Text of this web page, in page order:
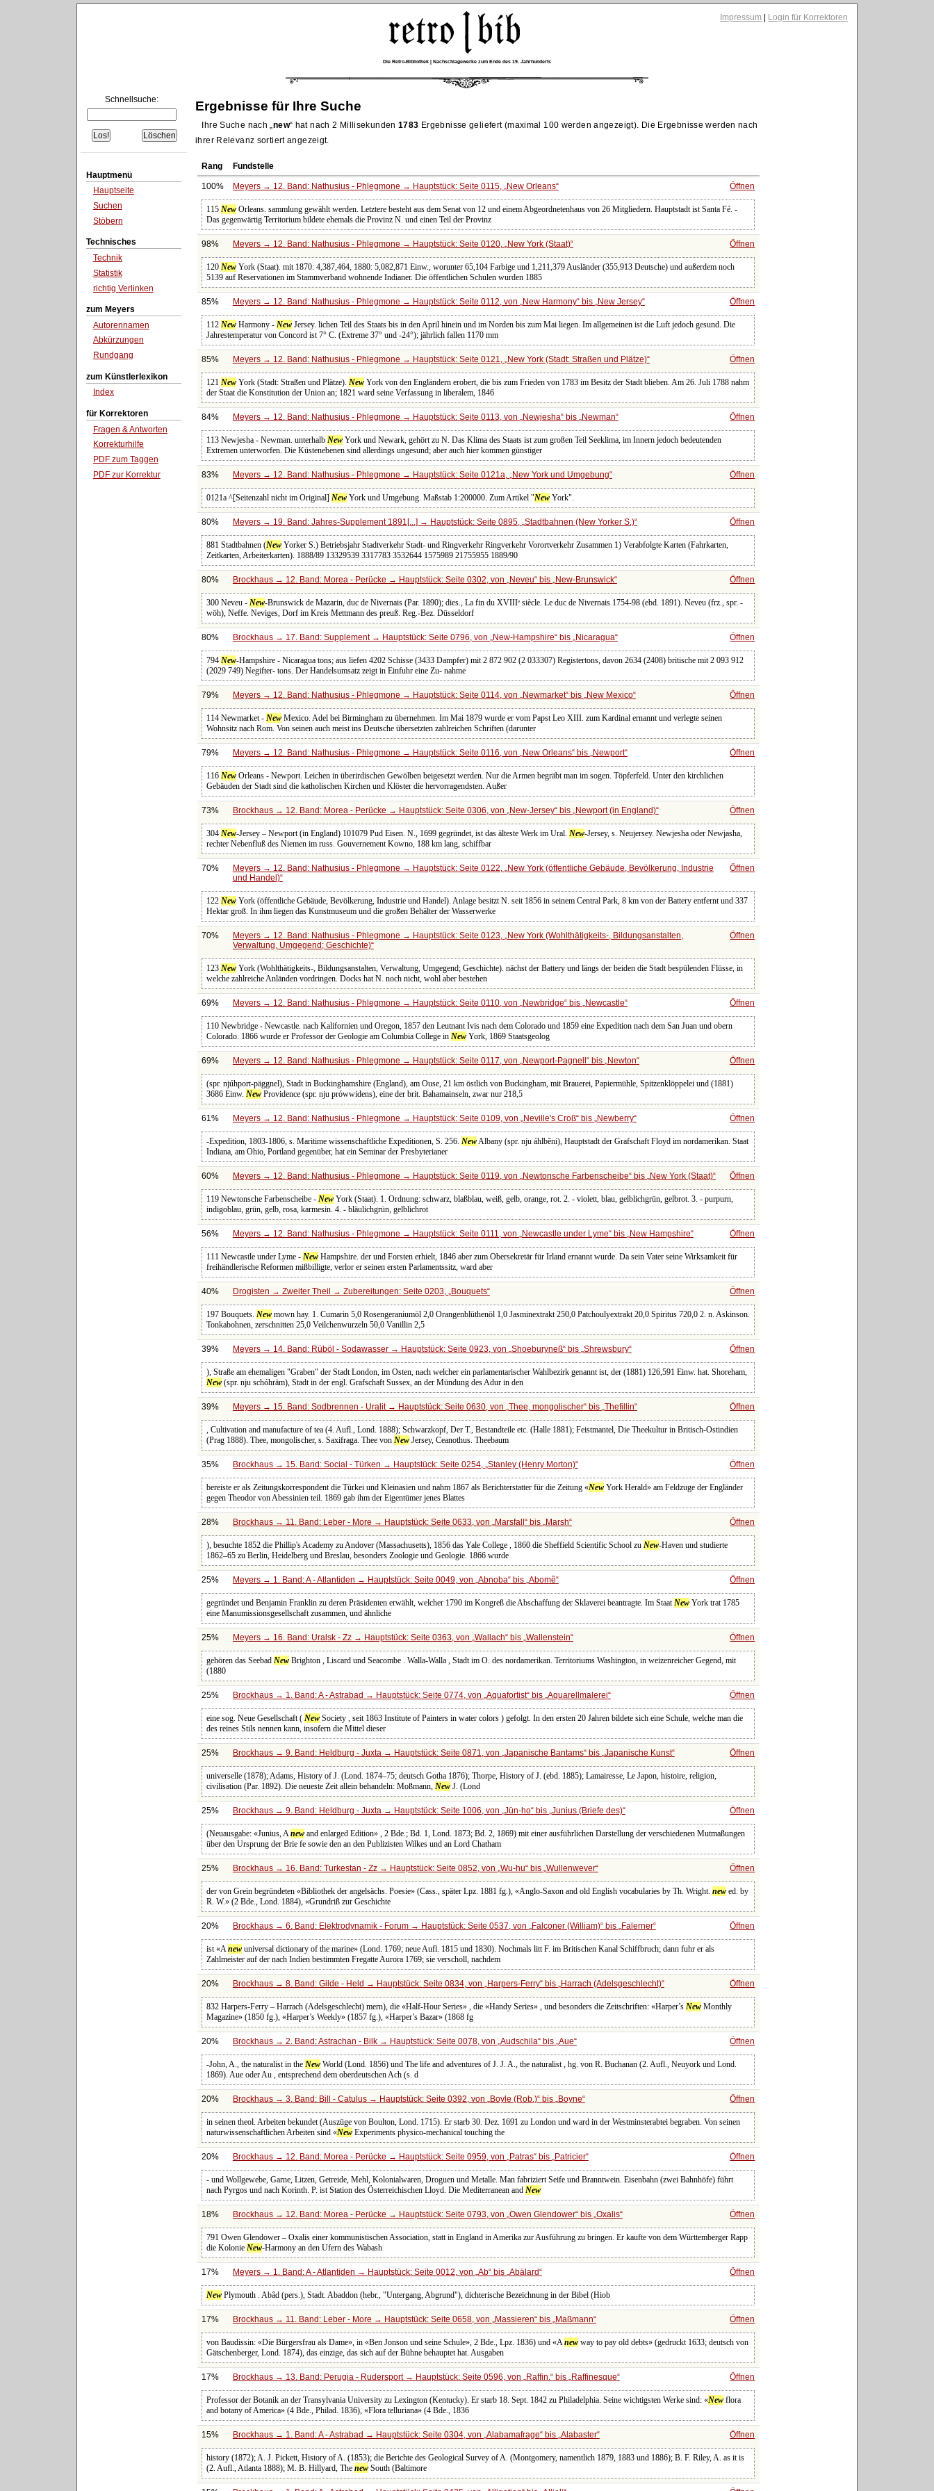
Impressum Login für Korrektoren
Die Retro-Bibliothek | Nachschlagewerke zum Ende des 19. Jahrhunderts
Schnellsuche:
Hauptmenü
Hauptseite
Suchen
Stöbern
Technisches
Technik
Statistik
richtig Verlinken
zum Meyers
Autorennamen
Abkürzungen
Rundgang
zum Künstlerlexikon
Index
für Korrektoren
Fragen & Antworten
Korrekturhilfe
PDF zum Taggen
PDF zur Korrektur
Ergebnisse für Ihre Suche
Ihre Suche nach new hat nach 2 Millisekunden1783 Ergebnisse geliefert (maximal 100 werden angezeigt). Die Ergebnisse werden nach
ihrer Relevanz sortiert angezeigt.
Rang Fundstelle
100% Meyers → 12. Band: Nathusius - Phlegmone → Hauptstück: Seite 0115, New Orleans Öffnen
115New Orleans. sammlung gewählt werden. Letztere besteht aus dem Senat von 12 und einem Abgeordnetenhaus von 26 Mitgliedern. Hauptstadt ist Santa Fé. -
Das gegenwärtig Territorium bildete ehemals die Provinz N. und einen Teil der Provinz
98% Meyers → 12. Band: Nathusius - Phlegmone → Hauptstück: Seite 0120, New York (Staat) Öffnen
120New York (Staat). mit 1870: 4,387,464, 1880: 5,082,871 Einw., worunter 65,104 Farbige und 1,211,379 Ausländer (355,913 Deutsche) und außerdem noch
5139 auf Reservationen im Stammverband wohnende Indianer. Die öffentlichen Schulen wurden 1885
85% Meyers → 12. Band: Nathusius - Phlegmone → Hauptstück: Seite 0112, von New Harmony bis New Jersey Öffnen
112New Harmony -New Jersey. lichen Teil des Staats bis in den April hinein und im Norden bis zum Mai liegen. Im allgemeinen ist die Luft jedoch gesund. Die
Jahrestemperatur von Concord ist 7° C. (Extreme 37° und -24°); jährlich fallen 1170 mm
85% Meyers → 12. Band: Nathusius - Phlegmone → Hauptstück: Seite 0121, New York (Stadt: Straßen und Plätze) Öffnen
121New York (Stadt: Straßen und Plätze).New York von den Engländern erobert, die bis zum Frieden von 1783 im Besitz der Stadt blieben. Am 26. Juli 1788 nahm
der Staat die Konstitution der Union an; 1821 ward seine Verfassung in liberalem, 1846
84% Meyers → 12. Band: Nathusius - Phlegmone → Hauptstück: Seite 0113, von Newjesha bis Newman Öffnen
113 Newjesha - Newman. unterhalbNew York und Newark, gehört zu N. Das Klima des Staats ist zum großen Teil Seeklima, im Innern jedoch bedeutenden
Extremen unterworfen. Die Küstenebenen sind allerdings ungesund; aber auch hier kommen günstiger
83% Meyers → 12. Band: Nathusius - Phlegmone → Hauptstück: Seite 0121a, New York und Umgebung Öffnen
0121a ^[Seitenzahl nicht im Original]New York und Umgebung. Maßstab 1:200000. Zum Artikel "New York".
80% Meyers → 19. Band: Jahres-Supplement 1891[...] → Hauptstück: Seite 0895, Stadtbahnen (New Yorker S.) Öffnen
881 Stadtbahnen (New Yorker S.) Betriebsjahr Stadtverkehr Stadt- und Ringverkehr Ringverkehr Vorortverkehr Zusammen 1) Verabfolgte Karten (Fahrkarten,
Zeitkarten, Arbeiterkarten). 1888/89 13329539 3317783 3532644 1575989 21755955 1889/90
80% Brockhaus → 12. Band: Morea - Perücke → Hauptstück: Seite 0302, von Neveu bis New-Brunswick Öffnen
300 Neveu -New-Brunswick de Mazarin, duc de Nivernais (Par. 1890); dies., La fin du XVIIIᵉ siècle. Le duc de Nivernais 1754-98 (ebd. 1891). Neveu (frz., spr. -
wöh), Neffe. Neviges, Dorf im Kreis Mettmann des preuß. Reg.-Bez. Düsseldorf
80% Brockhaus → 17. Band: Supplement → Hauptstück: Seite 0796, von New-Hampshire bis Nicaragua Öffnen
794New-Hampshire - Nicaragua tons; aus liefen 4202 Schisse (3433 Dampfer) mit 2 872 902 (2 033307) Registertons, davon 2634 (2408) britische mit 2 093 912
(2029 749) Negifter- tons. Der Handelsumsatz zeigt in Einfuhr eine Zu- nahme
79% Meyers → 12. Band: Nathusius - Phlegmone → Hauptstück: Seite 0114, von Newmarket bis New Mexico Öffnen
114 Newmarket -New Mexico. Adel bei Birmingham zu übernehmen. Im Mai 1879 wurde er vom Papst Leo XIII. zum Kardinal ernannt und verlegte seinen
Wohnsitz nach Rom. Von seinen auch meist ins Deutsche übersetzten zahlreichen Schriften (darunter
79% Meyers → 12. Band: Nathusius - Phlegmone → Hauptstück: Seite 0116, von New Orleans bis Newport Öffnen
116New Orleans - Newport. Leichen in überirdischen Gewölben beigesetzt werden. Nur die Armen begräbt man im sogen. Töpferfeld. Unter den kirchlichen
Gebäuden der Stadt sind die katholischen Kirchen und Klöster die hervorragendsten. Außer
73% Brockhaus → 12. Band: Morea - Perücke → Hauptstück: Seite 0306, von New-Jersey bis Newport (in England) Öffnen
304New-Jersey – Newport (in England) 101079 Pud Eisen. N., 1699 gegründet, ist das älteste Werk im Ural.New-Jersey, s. Neujersey. Newjesha oder Newjasha,
rechter Nebenfluß des Niemen im russ. Gouvernement Kowno, 188 km lang, schiffbar
70% Meyers → 12. Band: Nathusius - Phlegmone → Hauptstück: Seite 0122, New York (öffentliche Gebäude, Bevölkerung, Industrie
und Handel)
Öffnen
122New York (öffentliche Gebäude, Bevölkerung, Industrie und Handel). Anlage besitzt N. seit 1856 in seinem Central Park, 8 km von der Battery entfernt und 337
Hektar groß. In ihm liegen das Kunstmuseum und die großen Behälter der Wasserwerke
70% Meyers → 12. Band: Nathusius - Phlegmone → Hauptstück: Seite 0123, New York (Wohlthätigkeits-, Bildungsanstalten,
Verwaltung, Umgegend; Geschichte)
Öffnen
123New York (Wohlthätigkeits-, Bildungsanstalten, Verwaltung, Umgegend; Geschichte). nächst der Battery und längs der beiden die Stadt bespülenden Flüsse, in
welche zahlreiche Anländen vordringen. Docks hat N. noch nicht, wohl aber bestehen
69% Meyers → 12. Band: Nathusius - Phlegmone → Hauptstück: Seite 0110, von Newbridge bis Newcastle Öffnen
110 Newbridge - Newcastle. nach Kalifornien und Oregon, 1857 den Leutnant Ivis nach dem Colorado und 1859 eine Expedition nach dem San Juan und obern
Colorado. 1866 wurde er Professor der Geologie am Columbia College inNew York, 1869 Staatsgeolog
69% Meyers → 12. Band: Nathusius - Phlegmone → Hauptstück: Seite 0117, von Newport-Pagnell bis Newton Öffnen
(spr. njúhport-päggnel), Stadt in Buckinghamshire (England), am Ouse, 21 km östlich von Buckingham, mit Brauerei, Papiermühle, Spitzenklöppelei und (1881)
3686 Einw.New Providence (spr. nju prówwidens), eine der brit. Bahamainseln, zwar nur 218,5
61% Meyers → 12. Band: Nathusius - Phlegmone → Hauptstück: Seite 0109, von Neville's Croß bis Newberry Öffnen
-Expedition, 1803-1806, s. Maritime wissenschaftliche Expeditionen, S. 256.NewAlbany (spr. nju áhlbĕni), Hauptstadt der Grafschaft Floyd im nordamerikan. Staat
Indiana, am Ohio, Portland gegenüber, hat ein Seminar der Presbyterianer
60% Meyers → 12. Band: Nathusius - Phlegmone → Hauptstück: Seite 0119, von Newtonsche Farbenscheibe bis New York (Staat) Öffnen
119 Newtonsche Farbenscheibe -New York (Staat). 1. Ordnung: schwarz, blaßblau, weiß, gelb, orange, rot. 2. - violett, blau, gelblichgrün, gelbrot. 3. - purpurn,
indigoblau, grün, gelb, rosa, karmesin. 4. - bläulichgrün, gelblichrot
56% Meyers → 12. Band: Nathusius - Phlegmone → Hauptstück: Seite 0111, von Newcastle under Lyme bis New Hampshire Öffnen
111 Newcastle under Lyme -New Hampshire. der und Forsten erhielt, 1846 aber zum Obersekretär für Irland ernannt wurde. Da sein Vater seine Wirksamkeit für
freihändlerische Reformen mißbilligte, verlor er seinen ersten Parlamentssitz, ward aber
40% Drogisten → Zweiter Theil → Zubereitungen: Seite 0203, Bouquets Öffnen
197 Bouquets.New mown hay. 1. Cumarin 5,0 Rosengeraniumöl 2,0 Orangenblüthenöl 1,0 Jasminextrakt 250,0 Patchoulyextrakt 20,0 Spiritus 720,0 2. n. Askinson.
Tonkabohnen, zerschnitten 25,0 Veilchenwurzeln 50,0 Vanillin 2,5
39% Meyers → 14. Band: Rüböl - Sodawasser → Hauptstück: Seite 0923, von Shoeburyneß bis Shrewsbury Öffnen
), Straße am ehemaligen "Graben" der Stadt London, im Osten, nach welcher ein parlamentarischer Wahlbezirk genannt ist, der (1881) 126,591 Einw. hat. Shoreham,
New (spr. nju schóhräm), Stadt in der engl. Grafschaft Sussex, an der Mündung des Adur in den
39% Meyers → 15. Band: Sodbrennen - Uralit → Hauptstück: Seite 0630, von Thee, mongolischer bis Thefillin Öffnen
, Cultivation and manufacture of tea (4. Aufl., Lond. 1888); Schwarzkopf, Der T., Bestandteile etc. (Halle 1881); Feistmantel, Die Theekultur in Britisch-Ostindien
(Prag 1888). Thee, mongolischer, s. Saxifraga. Thee vonNew Jersey, Ceanothus. Theebaum
35% Brockhaus → 15. Band: Social - Türken → Hauptstück: Seite 0254, Stanley (Henry Morton) Öffnen
bereiste er als Zeitungskorrespondent die Türkei und Kleinasien und nahm 1867 als Berichterstatter für die Zeitung «New York Herald» am Feldzuge der Engländer
gegen Theodor von Abessinien teil. 1869 gab ihm der Eigentümer jenes Blattes
28% Brockhaus → 11. Band: Leber - More → Hauptstück: Seite 0633, von Marsfall bis Marsh Öffnen
), besuchte 1852 die Phillip's Academy zu Andover (Massachusetts), 1856 das Yale College , 1860 die Sheffield Scientific School zuNew-Haven und studierte
1862–65 zu Berlin, Heidelberg und Breslau, besonders Zoologie und Geologie. 1866 wurde
25% Meyers → 1. Band: A - Atlantiden → Hauptstück: Seite 0049, von Abnoba bis Abomê Öffnen
gegründet und Benjamin Franklin zu deren Präsidenten erwählt, welcher 1790 im Kongreß die Abschaffung der Sklaverei beantragte. Im StaatNew York trat 1785
eine Manumissionsgesellschaft zusammen, und ähnliche
25% Meyers → 16. Band: Uralsk - Zz → Hauptstück: Seite 0363, von Wallach bis Wallenstein Öffnen
gehören das SeebadNew Brighton , Liscard und Seacombe . Walla-Walla , Stadt im O. des nordamerikan. Territoriums Washington, in weizenreicher Gegend, mit
(1880
25% Brockhaus → 1. Band: A - Astrabad → Hauptstück: Seite 0774, von Aquafortist bis Aquarellmalerei Öffnen
eine sog. Neue Gesellschaft (New Society , seit 1863 Institute of Painters in water colors ) gefolgt. In den ersten 20 Jahren bildete sich eine Schule, welche man die
des reines Stils nennen kann, insofern die Mittel dieser
25% Brockhaus → 9. Band: Heldburg - Juxta → Hauptstück: Seite 0871, von Japanische Bantams bis Japanische Kunst Öffnen
universelle (1878); Adams, History of J. (Lond. 1874–75; deutsch Gotha 1876); Thorpe, History of J. (ebd. 1885); Lamairesse, Le Japon, histoire, religion,
civilisation (Par. 1892). Die neueste Zeit allein behandeln: Moßmann,New J. (Lond
25% Brockhaus → 9. Band: Heldburg - Juxta → Hauptstück: Seite 1006, von Jün-ho bis Junius (Briefe des) Öffnen
(Neuausgabe: «Junius, Anew and enlarged Edition» , 2 Bde.; Bd. 1, Lond. 1873; Bd. 2, 1869) mit einer ausführlichen Darstellung der verschiedenen Mutmaßungen
über den Ursprung der Brie fe sowie den an den Publizisten Wilkes und an Lord Chatham
25% Brockhaus → 16. Band: Turkestan - Zz → Hauptstück: Seite 0852, von Wu-hu bis Wullenwever Öffnen
der von Grein begründeten «Bibliothek der angelsächs. Poesie» (Cass., später Lpz. 1881 fg.), «Anglo-Saxon and old English vocabularies by Th. Wright.new ed. by
R. W.» (2 Bde., Lond. 1884), «Grundriß zur Geschichte
20% Brockhaus → 6. Band: Elektrodynamik - Forum → Hauptstück: Seite 0537, von Falconer (William) bis Falerner Öffnen
ist «Anew universal dictionary of the marine» (Lond. 1769; neue Aufl. 1815 und 1830). Nochmals litt F. im Britischen Kanal Schiffbruch; dann fuhr er als
Zahlmeister auf der nach Indien bestimmten Fregatte Aurora 1769; sie verscholl, nachdem
20% Brockhaus → 8. Band: Gilde - Held → Hauptstück: Seite 0834, von Harpers-Ferry bis Harrach (Adelsgeschlecht) Öffnen
832 Harpers-Ferry – Harrach (Adelsgeschlecht) mern), die «Half-Hour Series» , die «Handy Series» , und besonders die Zeitschriften: «Harper’sNew Monthly
Magazine» (1850 fg.), «Harper’s Weekly» (1857 fg.), «Harper’s Bazar» (1868 fg
20% Brockhaus → 2. Band: Astrachan - Bilk → Hauptstück: Seite 0078, von Audschila bis Aue Öffnen
-John, A., the naturalist in theNew World (Lond. 1856) und The life and adventures of J. J. A., the naturalist , hg. von R. Buchanan (2. Aufl., Neuyork und Lond.
1869). Aue oder Au , entsprechend dem oberdeutschen Ach (s. d
20% Brockhaus → 3. Band: Bill - Catulus → Hauptstück: Seite 0392, von Boyle (Rob.) bis Boyne Öffnen
in seinen theol. Arbeiten bekundet (Auszüge von Boulton, Lond. 1715). Er starb 30. Dez. 1691 zu London und ward in der Westminsterabtei begraben. Von seinen
naturwissenschaftlichen Arbeiten sind «New Experiments physico-mechanical touching the
20% Brockhaus → 12. Band: Morea - Perücke → Hauptstück: Seite 0959, von Patras bis Patricier Öffnen
- und Wollgewebe, Garne, Litzen, Getreide, Mehl, Kolonialwaren, Droguen und Metalle. Man fabriziert Seife und Branntwein. Eisenbahn (zwei Bahnhöfe) führt
nach Pyrgos und nach Korinth. P. ist Station des Österreichischen Lloyd. Die Mediterranean andNew
18% Brockhaus → 12. Band: Morea - Perücke → Hauptstück: Seite 0793, von Owen Glendower bis Oxalis Öffnen
791 Owen Glendower – Oxalis einer kommunistischen Association, statt in England in Amerika zur Ausführung zu bringen. Er kaufte von dem Württemberger Rapp
die KolonieNew-Harmony an den Ufern des Wabash
17% Meyers → 1. Band: A - Atlantiden → Hauptstück: Seite 0012, von Ab bis Abälard Öffnen
New Plymouth . Abâd (pers.), Stadt. Abaddon (hebr., "Untergang, Abgrund"), dichterische Bezeichnung in der Bibel (Hiob
17% Brockhaus → 11. Band: Leber - More → Hauptstück: Seite 0658, von Massieren bis Maßmann Öffnen
von Baudissin: «Die Bürgersfrau als Dame», in «Ben Jonson und seine Schule», 2 Bde., Lpz. 1836) und «Anew way to pay old debts» (gedruckt 1633; deutsch von
Gätschenberger, Lond. 1874), das einzige, das sich auf der Bühne behauptet hat. Ausgaben
17% Brockhaus → 13. Band: Perugia - Rudersport → Hauptstück: Seite 0596, von Raffin. bis Raffinesque Öffnen
Professor der Botanik an der Transylvania University zu Lexington (Kentucky). Er starb 18. Sept. 1842 zu Philadelphia. Seine wichtigsten Werke sind: «New flora
and botany of America» (4 Bde., Philad. 1836), «Flora telluriana» (4 Bde., 1836
15% Brockhaus → 1. Band: A - Astrabad → Hauptstück: Seite 0304, von Alabamafrage bis Alabaster Öffnen
history (1872); A. J. Pickett, History of A. (1853); die Berichte des Geological Survey of A. (Montgomery, namentlich 1879, 1883 und 1886); B. F. Riley, A. as it is
(2. Aufl., Atlanta 1888); M. B. Hillyard, Thenew South (Baltimore